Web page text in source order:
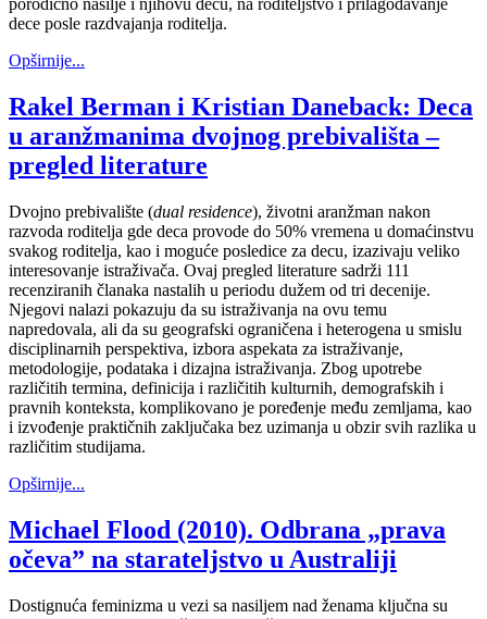
porodično nasilje i njihovu decu, na roditeljstvo i prilagođavanje
dece posle razdvajanja roditelja.
Opširnije...
Rakel Berman i Kristian Daneback: Deca
u aranžmanima dvojnog prebivališta –
pregled literature
Dvojno prebivalište (dual residence), životni aranžman nakon
razvoda roditelja gde deca provode do 50% vremena u domaćinstvu
svakog roditelja, kao i moguće posledice za decu, izazivaju veliko
interesovanje istraživača. Ovaj pregled literature sadrži 111
recenziranih članaka nastalih u periodu dužem od tri decenije.
Njegovi nalazi pokazuju da su istraživanja na ovu temu
napredovala, ali da su geografski ograničena i heterogena u smislu
disciplinarnih perspektiva, izbora aspekata za istraživanje,
metodologije, podataka i dizajna istraživanja. Zbog upotrebe
različitih termina, definicija i različitih kulturnih, demografskih i
pravnih konteksta, komplikovano je poređenje među zemljama, kao
i izvođenje praktičnih zaključaka bez uzimanja u obzir svih razlika u
različitim studijama.
Opširnije...
Michael Flood (2010). Odbrana „prava
očeva” na starateljstvo u Australiji
Dostignuća feminizma u vezi sa nasiljem nad ženama ključna su